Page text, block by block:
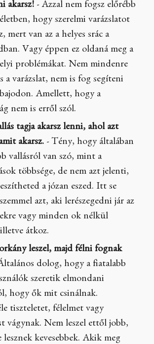
akarsz! - Azzal nem fogsz előrébb
hogy szerelmi varázslatot
mert van az a helyes srác a
Vagy éppen ez oldaná meg a
problémákat. Nem mindenre
a varázslat, nem is fog segíteni
Amellett, hogy a
nem is erről szól.
tagja akarsz lenni, ahol azt
akarsz. - Tény, hogy általában
vallásról van szó, mint a
többsége, de nem azt jelenti,
a józan eszed. Itt se
azt, aki lerészegedni jár az
vagy minden ok nélkül
átkoz.
leszel, majd félni fognak
dolog, hogy a fiatalabb
szeretik elmondani
hogy ők mit csinálnak.
tiszteletet, félelmet vagy
vágynak. Nem leszel ettől jobb,
lesznek kevesebbek. Akik meg